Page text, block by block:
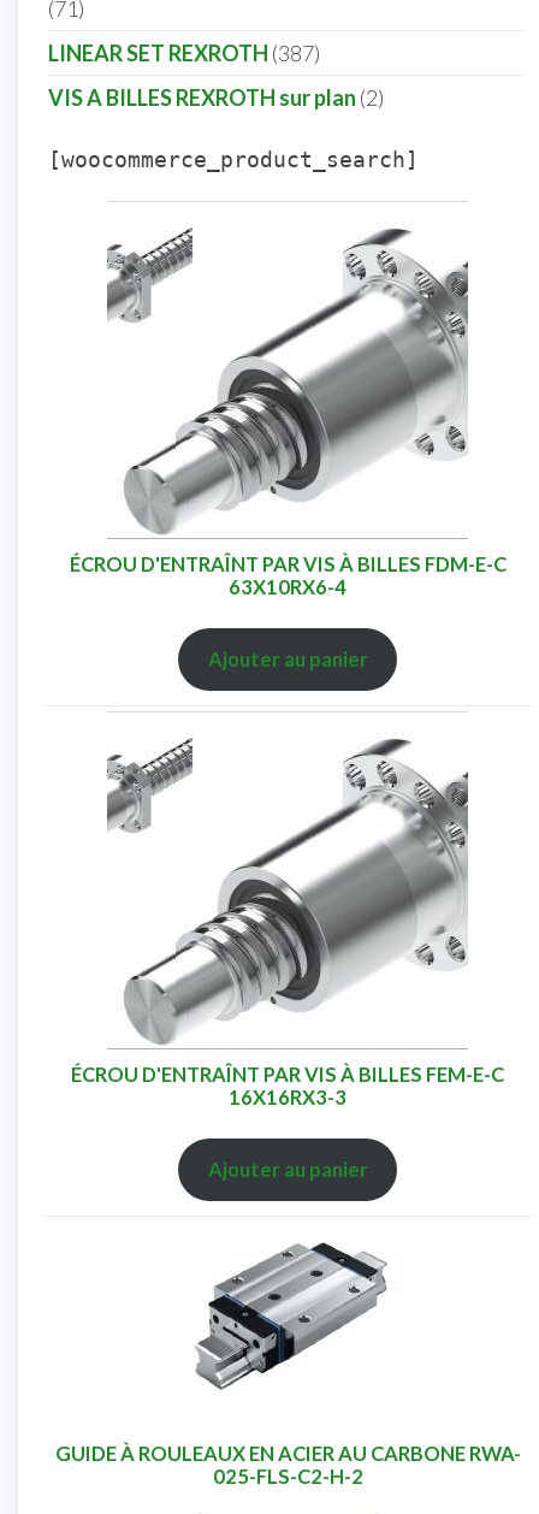
71
LINEAR SET REXROTH 387
VIS A BILLES REXROTH sur plan 2
[woocommerce_product_search]
ÉCROU D'ENTRAÎNT PAR VIS À BILLES FDM-E-C
63X10RX6-4
Ajouter au panier
ÉCROU D'ENTRAÎNT PAR VIS À BILLES FEM-E-C
16X16RX3-3
Ajouter au panier
GUIDE À ROULEAUX EN ACIER AU CARBONE RWA-
025-FLS-C2-H-2